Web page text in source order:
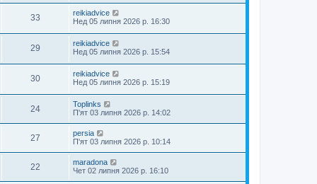
33
reikiadvice
Нед 05 липня 2026 р. 16:30
29
reikiadvice
Нед 05 липня 2026 р. 15:54
30
reikiadvice
Нед 05 липня 2026 р. 15:19
24
Toplinks
П'ят 03 липня 2026 р. 14:02
27
persia
П'ят 03 липня 2026 р. 10:14
22
maradona
Чет 02 липня 2026 р. 16:10